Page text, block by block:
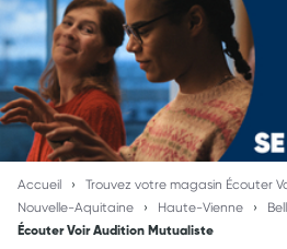
Accueil
Trouvez votre magasin Écouter
Nouvelle-Aquitaine
Haute-Vienne
Écouter Voir Audition Mutualiste